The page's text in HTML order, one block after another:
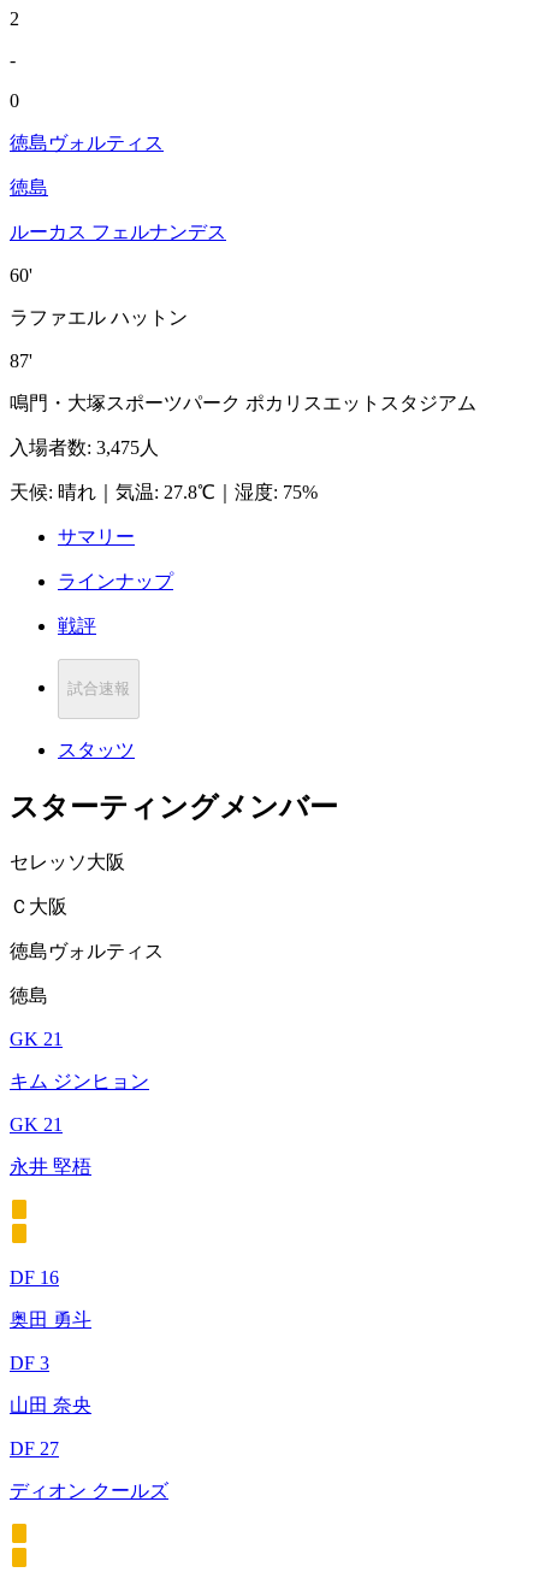
2
-
0
徳島ヴォルティス
徳島
ルーカス フェルナンデス
60'
ラファエル ハットン
87'
鳴門・大塚スポーツパーク ポカリスエットスタジアム
入場者数: 3,475人
天候: 晴れ 気温: 27.8℃ 湿度: 75%
サマリー
ラインナップ
戦評
試合速報
スタッツ
スターティングメンバー
セレッソ大阪
Ｃ大阪
徳島ヴォルティス
徳島
GK 21
キム ジンヒョン
GK 21
永井 堅梧
DF 16
奥田 勇斗
DF 3
山田 奈央
DF 27
ディオン クールズ